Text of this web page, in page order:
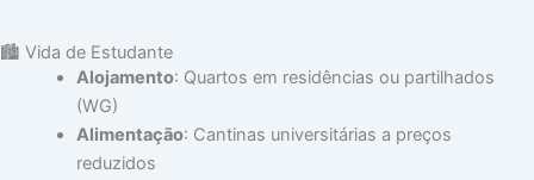
🏙️ Vida de Estudante
Alojamento: Quartos em residências ou partilhados
(WG)
Alimentação: Cantinas universitárias a preços
reduzidos